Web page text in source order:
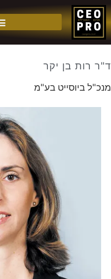
ד"ר רות בן יקר
מנכ"ל ביוסייט בע"מ